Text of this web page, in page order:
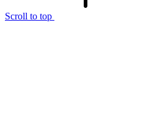
Scroll to top